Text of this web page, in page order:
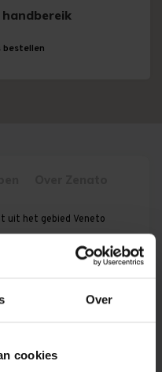
Over
cookies
bestellen
uit het gebied Veneto
het gebied bekend als ‘San